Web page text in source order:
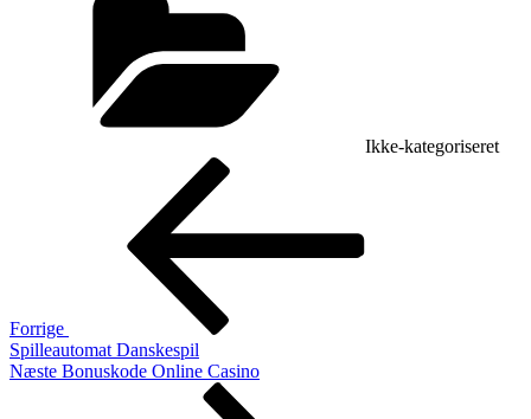
Ikke-kategoriseret
Indlægsnavigation
Forrige
Spilleautomat Danskespil
Næste
Næste Bonuskode Online Casino